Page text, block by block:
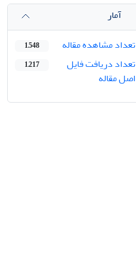
آمار
تعداد مشاهده مقاله
1,548
تعداد دریافت فایل
اصل مقاله
1,217